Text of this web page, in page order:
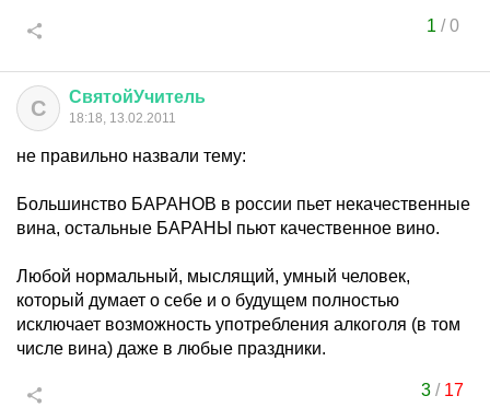
1 /0
С СвятойУчитель
18:18, 13.02.2011
не правильно назвали тему:
Большинство БАРАНОВ в россии пьет некачественные
вина, остальные БАРАНЫ пьют качественное вино.
Любой нормальный, мыслящий, умный человек,
который думает о себе и о будущем полностью
исключает возможность употребления алкоголя (в том
числе вина) даже в любые праздники.
3 / 17